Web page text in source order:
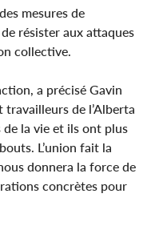
mesures de
résister aux attaques
collective.
a précisé Gavin
travailleurs de l’Alberta
la vie et ils ont plus
L’union fait la
donnera la force de
concrètes pour